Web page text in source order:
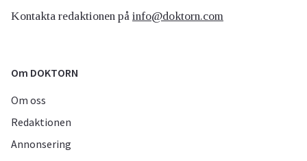
Kontakta redaktionen på info@doktorn.com
Om DOKTORN
Om oss
Redaktionen
Annonsering